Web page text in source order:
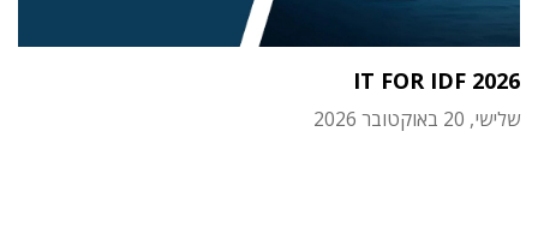
IT FOR IDF 2026
שלישי, 20 באוקטובר 2026